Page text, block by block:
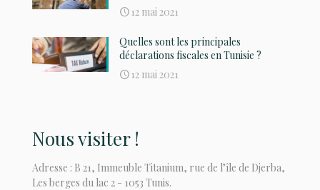
12 mai 2021
Quelles sont les principales
déclarations fiscales en Tunisie ?
12 mai 2021
Nous visiter !
Adresse : B 21, Immeuble Titanium, rue de l’île de Djerba,
Les berges du lac 2 - 1053 Tunis.